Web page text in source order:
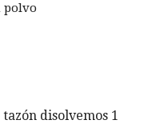
polvo
disolvemos 1